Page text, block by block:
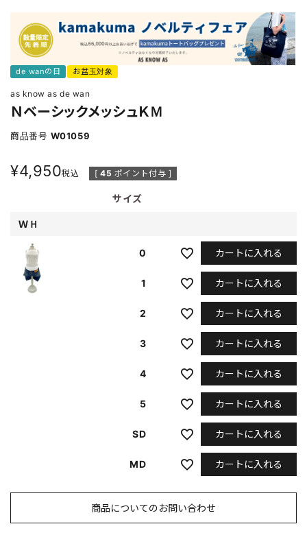
de wanの日 お盆玉対象
as know as de wan
ＮベーシックメッシュＫＭ
商品番号 W01059
¥4,950税込 [ 45 ポイント付与 ]
サイズ
ＷＨ
0 カートに入れる
1 カートに入れる
2 カートに入れる
3 カートに入れる
4 カートに入れる
5 カートに入れる
SD カートに入れる
MD カートに入れる
商品についてのお問い合わせ